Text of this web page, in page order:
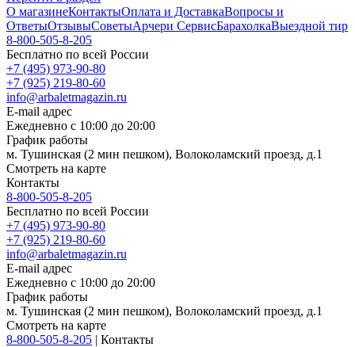
О магазинеКонтактыОплата и ДоставкаВопросы и
ОтветыОтзывыСоветыАрчери СервисБарахолкаВыездной тир
8-800-505-8-205
Бесплатно по всей России
+7 (495) 973-90-80
+7 (925) 219-80-60
info@arbaletmagazin.ru
E-mail адрес
Ежедневно с 10:00 до 20:00
График работы
м. Тушинская (2 мин пешком), Волоколамский проезд, д.1
Смотреть на карте
Контакты
8-800-505-8-205
Бесплатно по всей России
+7 (495) 973-90-80
+7 (925) 219-80-60
info@arbaletmagazin.ru
E-mail адрес
Ежедневно с 10:00 до 20:00
График работы
м. Тушинская (2 мин пешком), Волоколамский проезд, д.1
Смотреть на карте
8-800-505-8-205 | Контакты